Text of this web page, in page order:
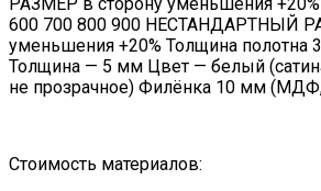
600 700 800 900 НЕСТАНДАРТНЫЙ
уменьшения +20% Толщина полотна
Толщина — 5 мм Цвет — белый
не прозрачное) Филёнка 10 мм
Стоимость материалов: